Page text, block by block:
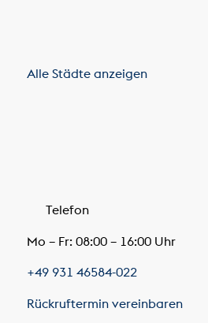
Alle Städte anzeigen
Telefon
Mo – Fr: 08:00 – 16:00 Uhr
+49 931 46584-022
Rückruftermin vereinbaren